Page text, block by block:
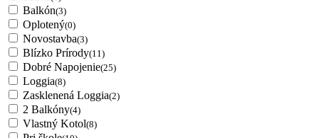
Balkón(3)
Oplotený(0)
Novostavba(3)
Blízko Prírody(11)
Dobré Napojenie(25)
Loggia(8)
Zasklenená Loggia(2)
2 Balkóny(4)
Vlastný Kotol(8)